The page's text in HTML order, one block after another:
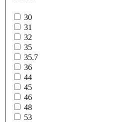
30
31
32
35
35.7
36
44
45
46
48
53